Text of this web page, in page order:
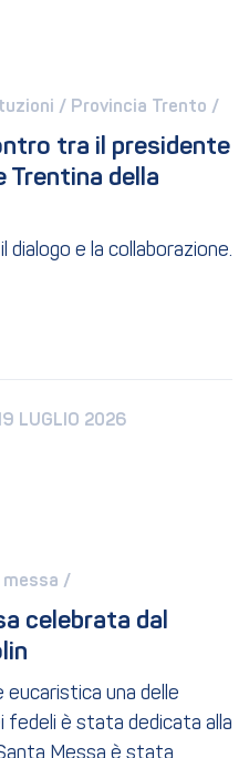
/ Provincia Trento /
tra il presidente
Trentina della
dialogo e la collaborazione.
LUGLIO 2026
/
celebrata dal
eucaristica una delle
fedeli è stata dedicata alla